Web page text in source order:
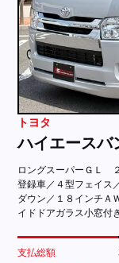
トヨタ
ハイエースバ
ロングスーパーＧＬ
登録車／４型フェイス
ダウン／１８インチＡ
イドドアガラス小窓付
支払総額